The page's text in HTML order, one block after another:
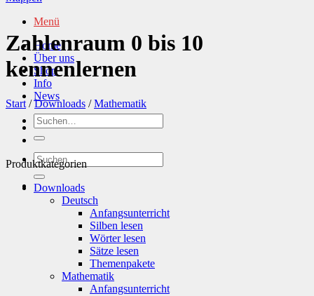
Menü
Home
Über uns
Shop
Info
News
Suchen
nach:
Suchen
nach:
Zahlenraum 0 bis 10
kennenlernen
Start / Downloads / Mathematik
Produktkategorien
Downloads
Deutsch
Anfangsunterricht
Silben lesen
Wörter lesen
Sätze lesen
Themenpakete
Mathematik
Anfangsunterricht